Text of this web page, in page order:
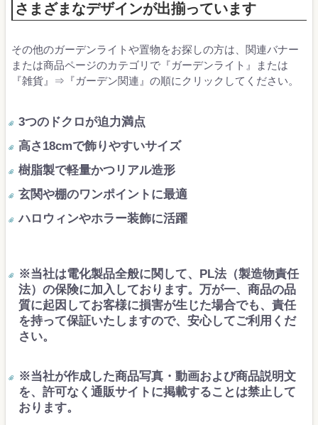
さまざまなデザインが出揃っています
その他のガーデンライトや置物をお探しの方は、関連バナー
または商品ページのカテゴリで『ガーデンライト』または
『雑貨』⇒『ガーデン関連』の順にクリックしてください。
3つのドクロが迫力満点
高さ18cmで飾りやすいサイズ
樹脂製で軽量かつリアル造形
玄関や棚のワンポイントに最適
ハロウィンやホラー装飾に活躍
※当社は電化製品全般に関して、PL法（製造物責任
法）の保険に加入しております。万が一、商品の品
質に起因してお客様に損害が生じた場合でも、責任
を持って保証いたしますので、安心してご利用くだ
さい。
※当社が作成した商品写真・動画および商品説明文
を、許可なく通販サイトに掲載することは禁止して
おります。